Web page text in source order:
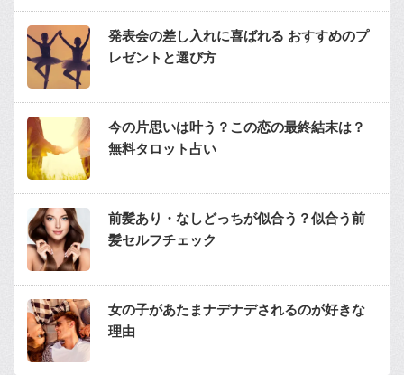
発表会の差し入れに喜ばれる おすすめのプ
レゼントと選び方
今の片思いは叶う？この恋の最終結末は？
無料タロット占い
前髪あり・なしどっちが似合う？似合う前
髪セルフチェック
女の子があたまナデナデされるのが好きな
理由